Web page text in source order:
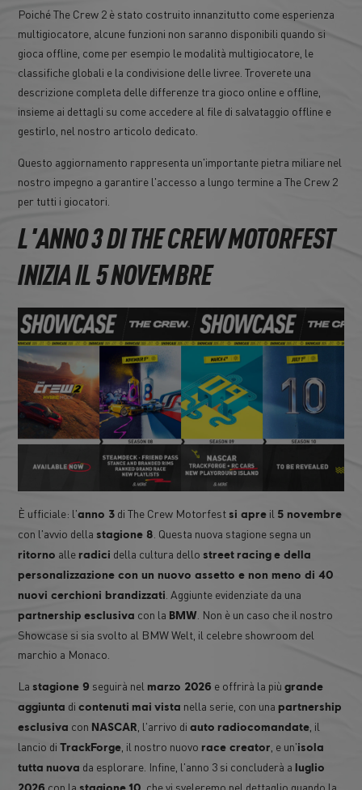
Poiché The Crew 2 è stato costruito innanzitutto come esperienza
multigiocatore, alcune funzioni non saranno disponibili quando si
gioca offline, come per esempio le modalità multigiocatore, le
classifiche globali e la condivisione delle livree. Troverete una
descrizione completa delle differenze tra gioco online e offline,
insieme ai dettagli su come accedere al file di salvataggio offline e
gestirlo, nel nostro articolo dedicato.
Questo aggiornamento rappresenta un'importante pietra miliare nel
nostro impegno a garantire l'accesso a lungo termine a The Crew 2
per tutti i giocatori.
L'ANNO 3 DI THE CREW MOTORFEST
INIZIA IL 5 NOVEMBRE
È ufficiale: l'anno 3 di The Crew Motorfestsi apre il 5 novembre
con l'avvio dellastagione 8 . Questa nuova stagione segna un
ritorno alle radici della cultura dellostreet racing e della
personalizzazione con un nuovo assetto e non meno di 40
nuovi cerchioni brandizzati . Aggiunte evidenziate da una
partnership esclusiva con la BMW . Non è un caso che il nostro
Showcase si sia svolto al BMW Welt, il celebre showroom del
marchio a Monaco.
Lastagione 9 seguirà nel marzo 2026 e offrirà la piùgrande
aggiunta dicontenuti mai vista nella serie, con una partnership
esclusiva con NASCAR , l'arrivo diauto radiocomandate , il
lancio diTrackForge , il nostro nuovo race creator , e un'isola
tutta nuova da esplorare. Infine, l'anno 3 si concluderà aluglio
con la
, che vi sveleremo nel dettaglio quando la